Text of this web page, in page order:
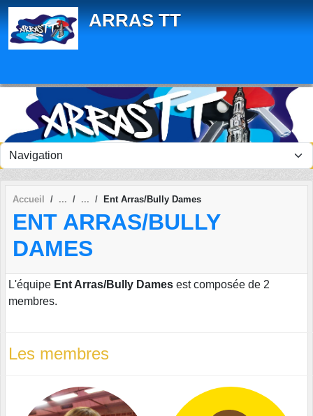
ARRAS TT
Accueil Ent Arras/Bully Dames
ENT ARRAS/BULLY
DAMES
L'équipe Ent Arras/Bully Dames est composée de 2
membres.
Les membres
Panneau de gestion des cookies